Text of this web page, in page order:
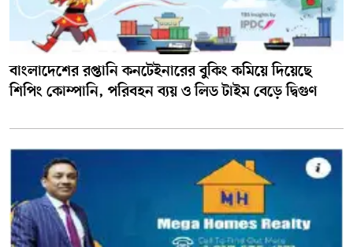
বাংলাদেশের রপ্তানি কনটেইনারের বুকিং কমিয়ে দিয়েছে
শিপিং কোম্পানি, পরিবহন ব্যয় ও লিড টাইম বেড়ে দ্বিগুণ